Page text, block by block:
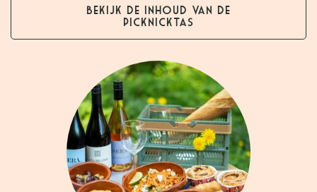
Bekijk de inhoud van de
picknicktas